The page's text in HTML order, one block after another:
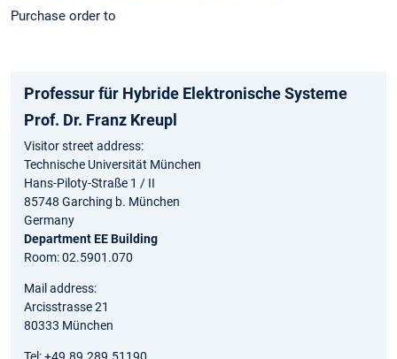
Purchase order to
Professur für Hybride Elektronische Systeme
Prof. Dr. Franz Kreupl
Visitor street address:
Technische Universität München
Hans-Piloty-Straße 1 / II
85748 Garching b. München
Germany
Department EE Building
Room: 02.5901.070
Mail address:
Arcisstrasse 21
80333 München